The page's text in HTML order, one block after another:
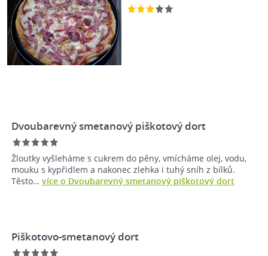
Dvoubarevný smetanový piškotový dort
Žloutky vyšleháme s cukrem do pěny, vmícháme olej, vodu,
mouku s kypřidlem a nakonec zlehka i tuhý sníh z bílků.
Těsto… více o Dvoubarevný smetanový piškotový dort
Piškotovo-smetanový dort